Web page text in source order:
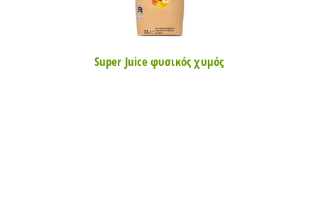
Super Juice φυσικός χυμός